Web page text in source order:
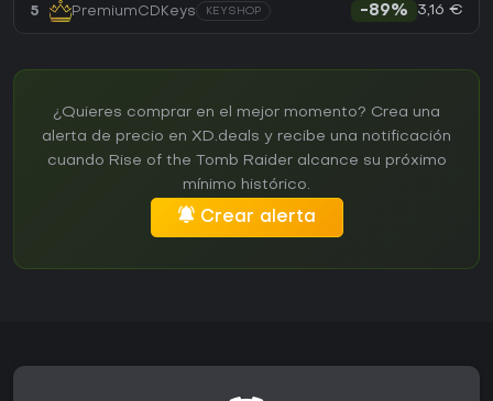
5 PremiumCDKeys KEYSHOP -89% 3,16 €
¿Quieres comprar en el mejor momento? Crea una
alerta de precio en XD.deals y recibe una notificación
cuando Rise of the Tomb Raider alcance su próximo
mínimo histórico.
Crear alerta